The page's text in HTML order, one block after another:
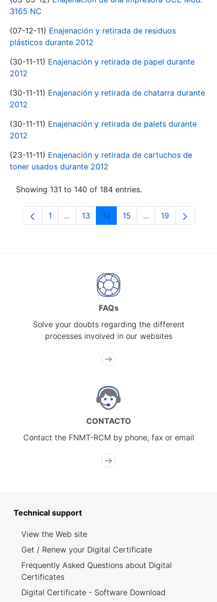
3165 NC
(07-12-11) Enajenación y retirada de residuos
plásticos durante 2012
(30-11-11) Enajenación y retirada de papel durante
2012
(30-11-11) Enajenación y retirada de chatarra durante
2012
(30-11-11) Enajenación y retirada de palets durante
2012
(23-11-11) Enajenación y retirada de cartuchos de
toner usados durante 2012
Showing 131 to 140 of 184 entries.
Page
1 ...Intermediate Pages Use TAB to navigate.
Page
13 Page
14 Page
15 ...Intermediate
Page
19
FAQs
Solve your doubts regarding the different
processes involved in our websites
CONTACTO
Contact the FNMT-RCM by phone, fax or email
Technical support
View the Web site
Get / Renew your Digital Certificate
Frequently Asked Questions about Digital
Certificates
Digital Certificate - Software Download